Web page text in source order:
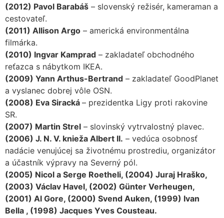
(2012) Pavol Barabáš – slovenský režisér, kameraman a
cestovateľ.
(2011) Allison Argo – americká environmentálna
filmárka.
(2010) Ingvar Kamprad – zakladateľ obchodného
reťazca s nábytkom IKEA.
(2009) Yann Arthus-Bertrand – zakladateľ GoodPlanet
a vyslanec dobrej vôle OSN.
(2008) Eva Siracká – prezidentka Ligy proti rakovine
SR.
(2007) Martin Strel – slovinský vytrvalostný plavec.
(2006) J. N. V. knieža Albert II. – vedúca osobnosť
nadácie venujúcej sa životnému prostrediu, organizátor
a účastník výpravy na Severný pól.
(2005) Nicol a Serge Roetheli, (2004) Juraj Hraško,
(2003) Václav Havel, (2002) Günter Verheugen,
(2001) Al Gore, (2000) Svend Auken, (1999) Ivan
Bella , (1998) Jacques Yves Cousteau.